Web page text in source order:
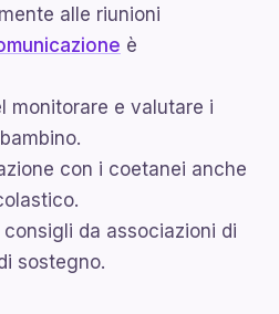
alle riunioni
è
monitorare e valutare i
con i coetanei anche
da associazioni di
sostegno.